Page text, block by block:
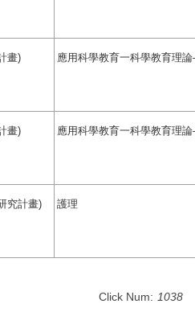
畫) 應用科學教育一科學教育理論
畫) 應用科學教育一科學教育理論
究計畫) 護理
Click Num: 1038